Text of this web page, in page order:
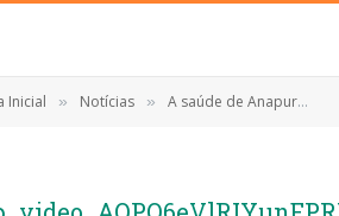
Inicial » Notícias » A saúde de Anapurus segue avançando!